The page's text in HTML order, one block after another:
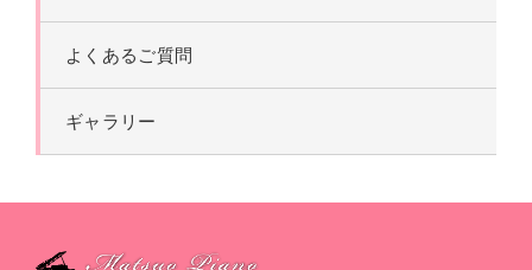
よくあるご質問
ギャラリー